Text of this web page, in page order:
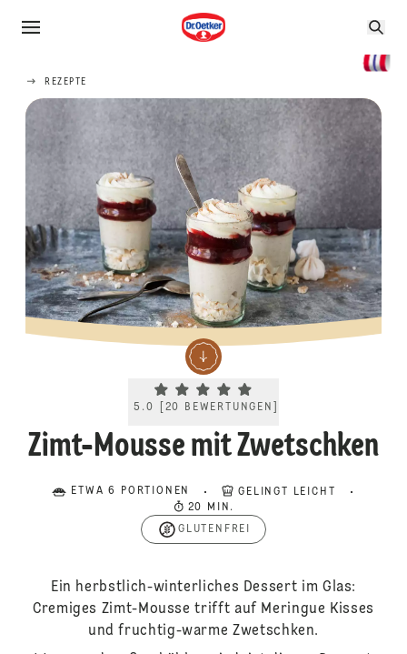
REZEPTE
Current rating 5.0. Click to rate.
5.0 20 BEWERTUNGEN
Zimt-Mousse mit Zwetschken
ETWA 6 PORTIONEN
GELINGT LEICHT
20 MIN.
GLUTENFREI
Ein herbstlich-winterliches Dessert im Glas:
Cremiges Zimt-Mousse trifft auf Meringue Kisses
und fruchtig-warme Zwetschken.